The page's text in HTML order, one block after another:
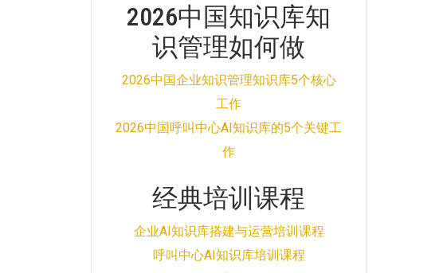
2026中国知识库知
识管理如何做
2026中国企业知识管理知识库5个核心
工作
2026中国呼叫中心AI知识库的5个关键工
作
经典培训课程
企业AI知识库搭建与运营培训课程
呼叫中心AI知识库培训课程